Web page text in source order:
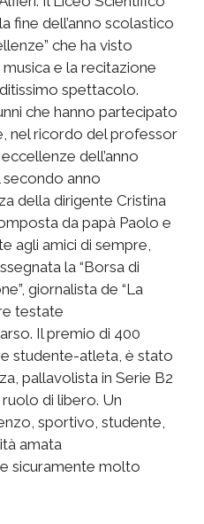
fine dell’anno scolastico
che ha visto
e la recitazione
spettacolo.
che hanno partecipato
nel ricordo del professor
dell’anno
secondo anno
della dirigente Cristina
da papà Paolo e
agli amici di sempre,
la “Borsa di
giornalista de “La
testate
Il premio di 400
studente-atleta, è stato
pallavolista in Serie B2
di libero. Un
sportivo, studente,
amata
sicuramente molto